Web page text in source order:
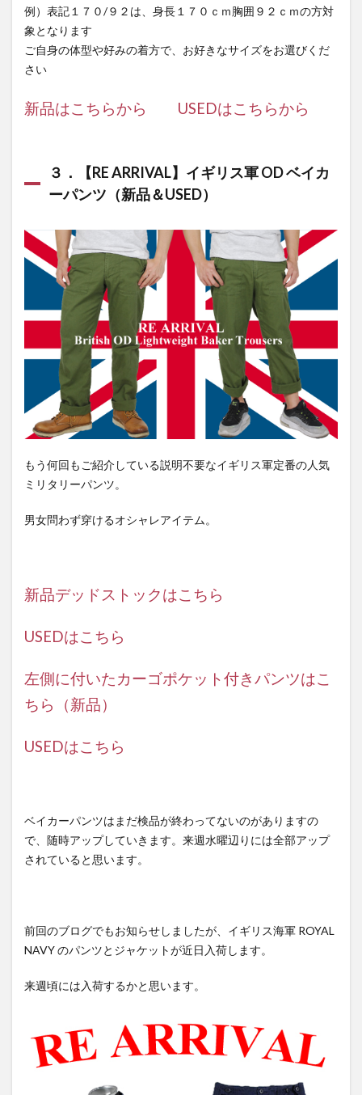
例）表記１７０/９２は、身長１７０ｃｍ胸囲９２ｃｍの方対
象となります
ご自身の体型や好みの着方で、お好きなサイズをお選びくだ
さい
新品はこちらから USEDはこちらから
３．【RE ARRIVAL】イギリス軍 OD ベイカ
ーパンツ（新品＆USED）
もう何回もご紹介している説明不要なイギリス軍定番の人気
ミリタリーパンツ。
男女問わず穿けるオシャレアイテム。
新品デッドストックはこちら
USEDはこちら
左側に付いたカーゴポケット付きパンツはこ
ちら（新品）
USEDはこちら
ベイカーパンツはまだ検品が終わってないのがありますの
で、随時アップしていきます。来週水曜辺りには全部アップ
されていると思います。
前回のブログでもお知らせしましたが、イギリス海軍 ROYAL
NAVY のパンツとジャケットが近日入荷します。
来週頃には入荷するかと思います。